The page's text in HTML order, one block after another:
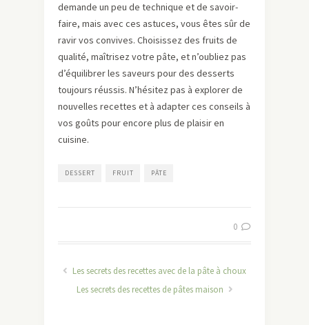
demande un peu de technique et de savoir-
faire, mais avec ces astuces, vous êtes sûr de
ravir vos convives. Choisissez des fruits de
qualité, maîtrisez votre pâte, et n’oubliez pas
d’équilibrer les saveurs pour des desserts
toujours réussis. N’hésitez pas à explorer de
nouvelles recettes et à adapter ces conseils à
vos goûts pour encore plus de plaisir en
cuisine.
DESSERT FRUIT PÂTE
0
Les secrets des recettes avec de la pâte à choux
Les secrets des recettes de pâtes maison